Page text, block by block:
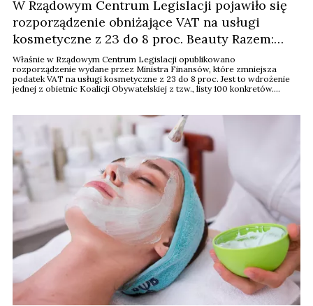
W Rządowym Centrum Legislacji pojawiło się
rozporządzenie obniżające VAT na usługi
kosmetyczne z 23 do 8 proc. Beauty Razem:
idziemy po więcej
Właśnie w Rządowym Centrum Legislacji opublikowano
rozporządzenie wydane przez Ministra Finansów, które zmniejsza
podatek VAT na usługi kosmetyczne z 23 do 8 proc. Jest to wdrożenie
jednej z obietnic Koalicji Obywatelskiej z tzw., listy 100 konkretów.
objętych nową stawką usług.